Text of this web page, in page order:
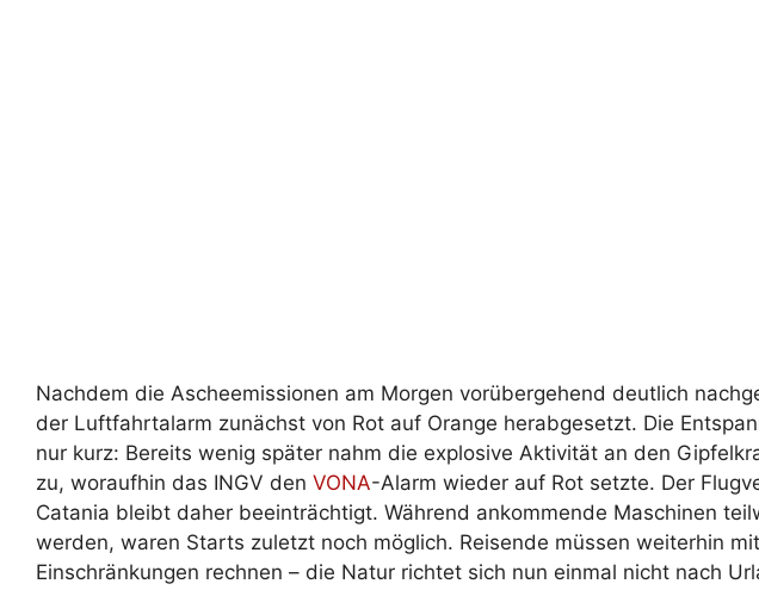
Nachdem die Ascheemissionen am Morgen vorübergehend deutlich
der Luftfahrtalarm zunächst von Rot auf Orange herabgesetzt. Die
nur kurz: Bereits wenig später nahm die explosive Aktivität an den
zu, woraufhin das INGV den VONA-Alarm wieder auf Rot setzte. Der
Catania bleibt daher beeinträchtigt. Während ankommende Maschinen
werden, waren Starts zuletzt noch möglich. Reisende müssen weiterhin
Einschränkungen rechnen – die Natur richtet sich nun einmal nicht nach